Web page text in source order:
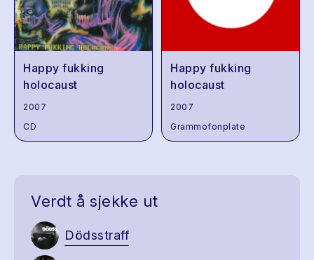
Happy fukking
holocaust
2007
CD
Happy fukking
holocaust
2007
Grammofonplate
Verdt å sjekke ut
Dödsstraff